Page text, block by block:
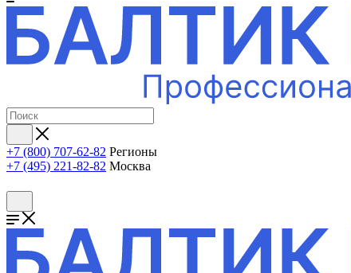
+7 (800) 707-62-82 Регионы
+7 (495) 221-82-82 Москва